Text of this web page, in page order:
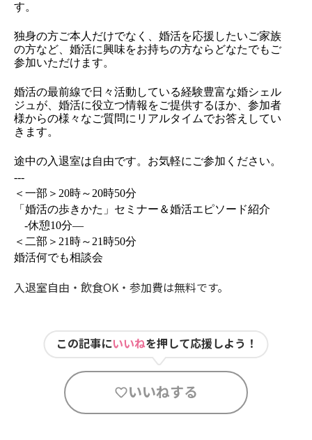
す。
独身の方ご本人だけでなく、婚活を応援したいご家族
の方など、婚活に興味をお持ちの方ならどなたでもご
参加いただけます。
婚活の最前線で日々活動している経験豊富な婚シェル
ジュが、婚活に役立つ情報をご提供するほか、参加者
様からの様々なご質問にリアルタイムでお答えしてい
きます。
途中の入退室は自由です。お気軽にご参加ください。
---
＜一部＞20時～20時50分
「婚活の歩きかた」セミナー＆婚活エピソード紹介
-休憩10分—
＜二部＞21時～21時50分
婚活何でも相談会
入退室自由・飲食OK・参加費は無料です。
この記事にいいねを押して応援しよう！
いいねする